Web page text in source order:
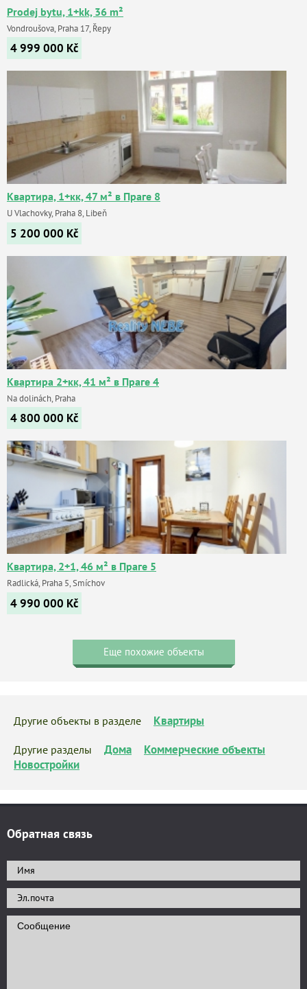
Prodej bytu, 1+kk, 36 m²
Vondroušova, Praha 17, Řepy
4 999 000 Kč
Квартира, 1+кк, 47 м² в Праге 8
U Vlachovky, Praha 8, Libeň
5 200 000 Kč
Квартира 2+кк, 41 м² в Праге 4
Na dolinách, Praha
4 800 000 Kč
Квартира, 2+1, 46 м² в Праге 5
Radlická, Praha 5, Smíchov
4 990 000 Kč
Еще похожие объекты
Другие объекты в разделе Квартиры
Другие разделы Дома
Коммерческие объекты
Новостройки
Обратная связь